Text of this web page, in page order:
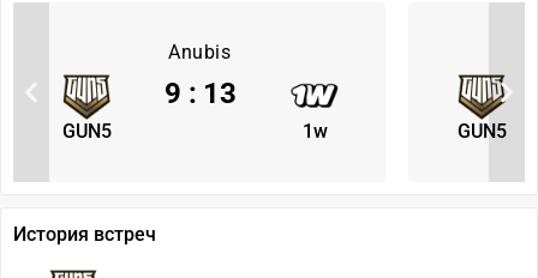
Anubis
GUN5 1w
9 : 13
GUN5
История встреч